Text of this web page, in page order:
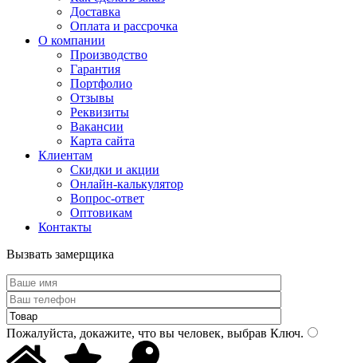
Доставка
Оплата и рассрочка
О компании
Производство
Гарантия
Портфолио
Отзывы
Реквизиты
Вакансии
Карта сайта
Клиентам
Скидки и акции
Онлайн-калькулятор
Вопрос-ответ
Оптовикам
Контакты
Вызвать замерщика
Пожалуйста, докажите, что вы человек, выбрав Ключ.